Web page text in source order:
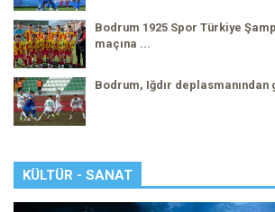
Bodrum 1925 Spor Türkiye
maçına ...
Bodrum, Iğdır
KÜLTÜR - SANAT